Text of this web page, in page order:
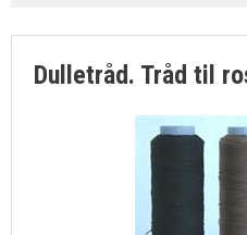
FAVORIT
Dulletråd. Tråd til